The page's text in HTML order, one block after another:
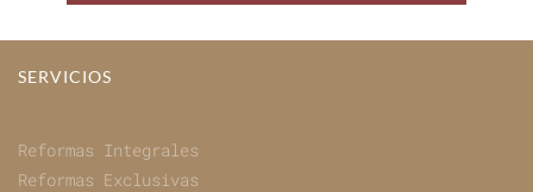
SERVICIOS
Reformas Integrales
Reformas Exclusivas